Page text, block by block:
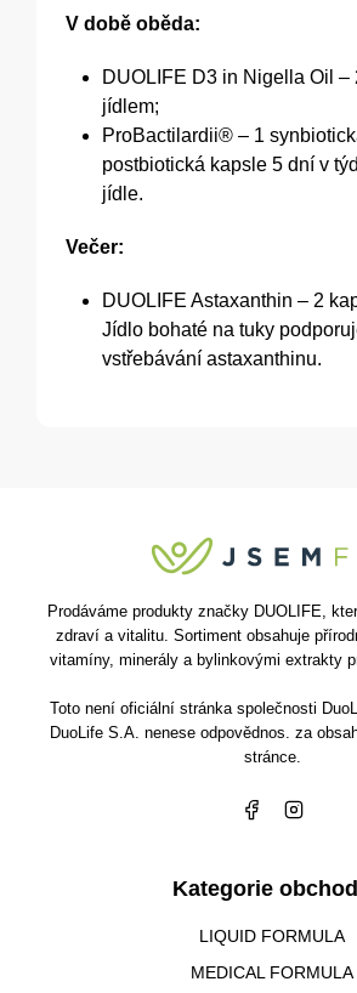
V době oběda:
DUOLIFE D3 in Nigella Oil –
jídlem;
ProBactilardii® – 1
postbiotická kapsle 5 dní v
jídle.
Večer:
DUOLIFE Astaxanthin – 2
Jídlo bohaté na tuky
vstřebávání astaxanthinu.
Prodáváme produkty značky DUOLIFE,
zdraví a vitalitu. Sortiment obsahuje
vitamíny, minerály a bylinkovými extrakty
Toto není oficiální stránka společnosti
DuoLife S.A. nenese odpovědnos. za
stránce.
Kategorie
LIQUID FORMULA
MEDICAL FORMULA